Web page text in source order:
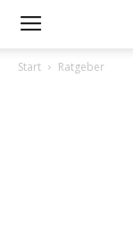
Start Ratgeber